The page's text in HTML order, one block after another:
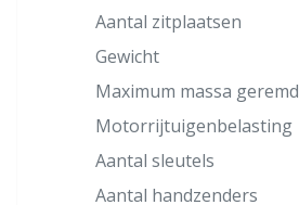
Aantal zitplaatsen
Gewicht
Maximum massa geremd
Motorrijtuigenbelasting
Aantal sleutels
Aantal handzenders